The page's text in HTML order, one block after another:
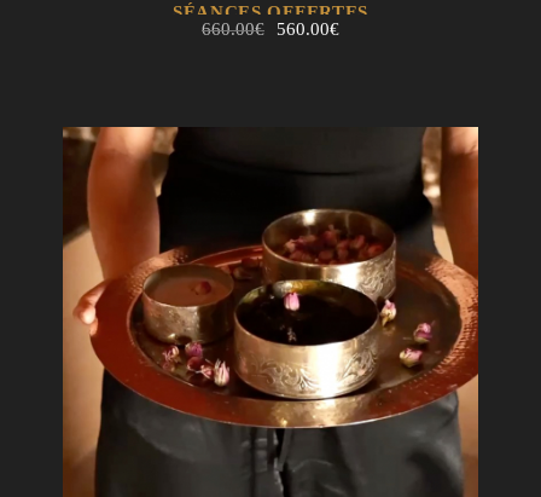
SÉANCES OFFERTES
660.00€
Le
560.00€Le